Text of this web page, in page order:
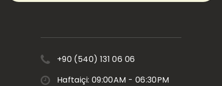
+90 (540) 131 06 06
Haftaiçi: 09:00AM - 06:30PM